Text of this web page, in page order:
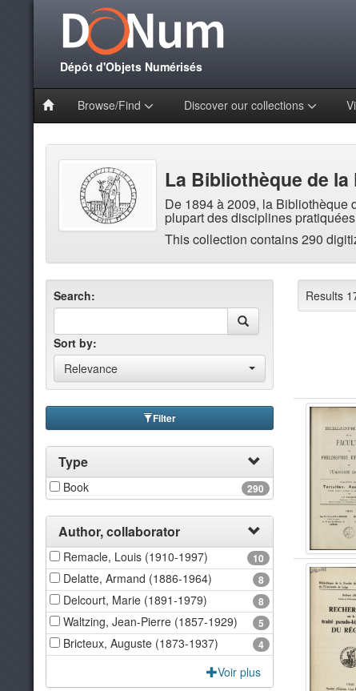
Dépôt d'Objets Numérisés
Browse/Find Discover our collections
La Bibliothèque de
De 1894 à 2009, la Bibliothèque
plupart des disciplines
This collection contains 290
Results
Search:
Sort by:
Relevance
Filter
Type
290
Book
Author, collaborator
10
Remacle, Louis (1910-1997)
8
Delatte, Armand (1886-1964)
8
Delcourt, Marie (1891-1979)
5
Waltzing, Jean-Pierre (1857-1929)
4
Bricteux, Auguste (1873-1937)
Voir plus